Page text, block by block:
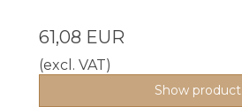
61,08 EUR
(excl. VAT)
Show product